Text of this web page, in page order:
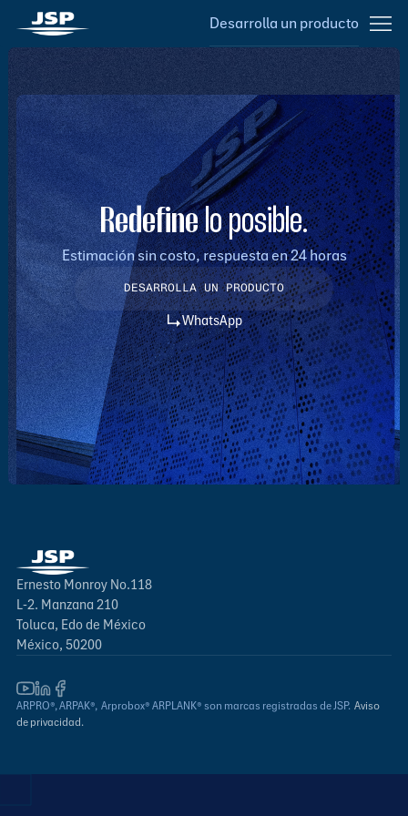
Desarrolla un producto
Redefinelo posible.
Estimación sin costo, respuesta en 24 horas
DESARROLLA UN PRODUCTO
DESARROLLA UN PRODUCTO
WhatsApp
Ernesto Monroy No.118
L-2. Manzana 210
Toluca, Edo de México
México, 50200
ARPRO®, ARPAK®, Arprobox® ARPLANK® son marcas registradas de JSP. Aviso
de privacidad.